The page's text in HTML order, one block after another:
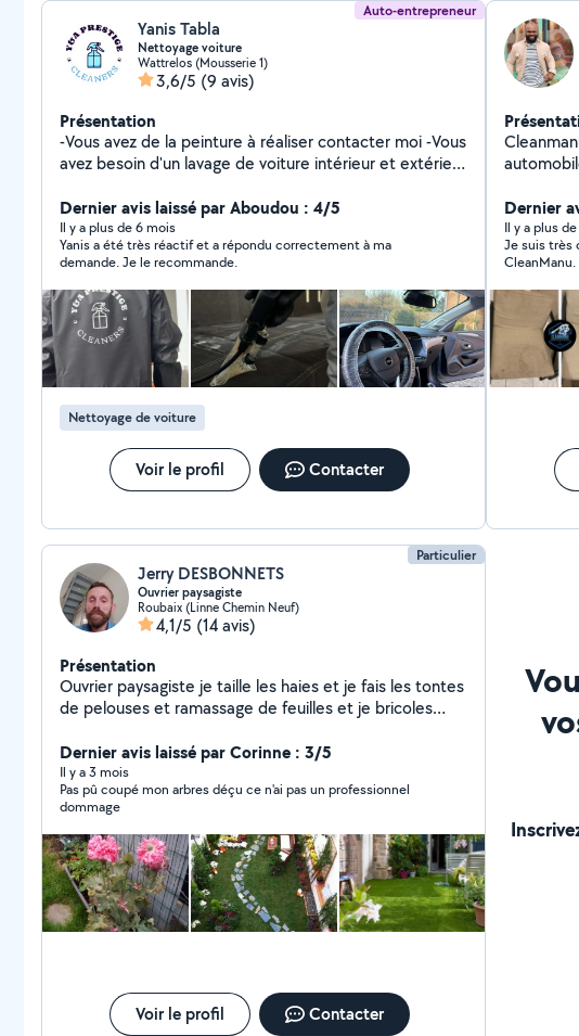
Auto-entrepreneur
Yanis Tabla
Nettoyage voiture
Wattrelos (Mousserie 1)
3,6/5 (9 avis)
Présentation
-Vous avez de la peinture à réaliser contacter moi -Vous
avez besoin d'un lavage de voiture intérieur et extérieur
tapis etc contacter moi - vous avez besoin de louer une
shampouineuse karcher, un karsher de haut pression
contacter moi Vous avez bepsin
Dernier avis laissé par Aboudou : 4/5
Il y a plus de 6 mois
Yanis a été très réactif et a répondu correctement à ma
demande. Je le recommande.
Nettoyage de voiture
Voir le profil Contacter
automobile et des
Que ce
l'intérieur
nous
personnalisé. Contactez-nous pour
Dernier
Il y a plus
Je suis très
et votre
Particulier
Jerry DESBONNETS
Ouvrier paysagiste
Roubaix (Linne Chemin Neuf)
4,1/5 (14 avis)
Présentation
Ouvrier paysagiste je taille les haies et je fais les tontes
de pelouses et ramassage de feuilles et je bricoles
Dernier avis laissé par Corinne : 3/5
Il y a 3 mois
Pas pû coupé mon arbres déçu ce n'ai pas un professionnel
dommage
Voir le profil Contacter